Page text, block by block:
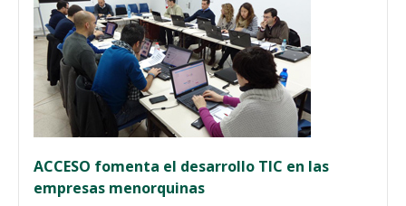
ACCESO fomenta el desarrollo TIC en las
empresas menorquinas